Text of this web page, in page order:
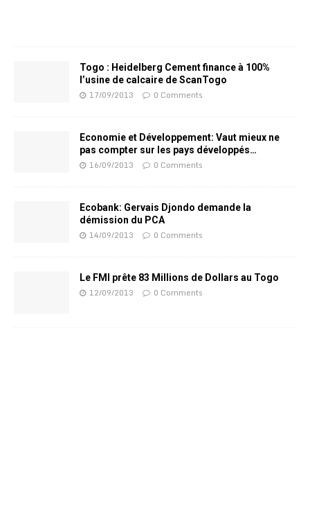
Togo : Heidelberg Cement finance à 100%
l’usine de calcaire de ScanTogo
17/09/2013 0 Comments
Economie et Développement: Vaut mieux ne
pas compter sur les pays développés…
16/09/2013 0 Comments
Ecobank: Gervais Djondo demande la
démission du PCA
14/09/2013 0 Comments
Le FMI prête 83 Millions de Dollars au Togo
12/09/2013 0 Comments